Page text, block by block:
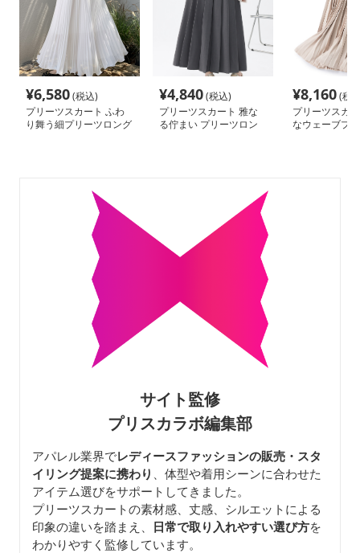
¥6,580(税込)
プリーツスカート ふわ
り舞う細プリーツロング
¥4,840(税込)
プリーツスカート 雅な
る佇まい プリーツロン
¥8,160(税
プリーツスカ
なウェーブプ
サイト監修
プリスカラボ編集部
アパレル業界でレディースファッションの販売・スタ
イリング提案に携わり
、体型や着用シーンに合わせた
アイテム選びをサポートしてきました。
プリーツスカートの素材感、丈感、シルエットによる
印象の違いを踏まえ、 日常で取り入れやすい選び方を
わかりやすく監修しています。